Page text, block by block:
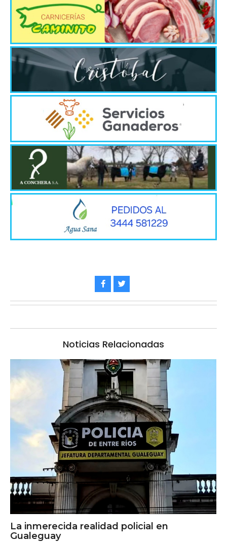
Noticias Relacionadas
La inmerecida realidad policial en
Gualeguay